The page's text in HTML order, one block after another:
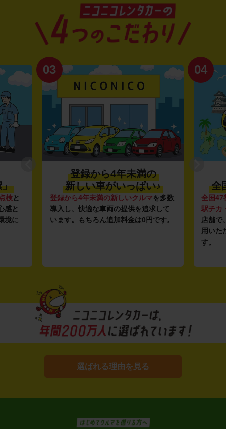
」
検と
感と
境に
03
登録から4年未満の
新しい車がいっぱい♪
登録から4年未満の新しいクルマを多数
導入し、快適な車両の提供を追求して
います。もちろん追加料金は0円です。
04
全
全国47
駅チカ
店舗で
用いた
す。
選ばれる理由を見る